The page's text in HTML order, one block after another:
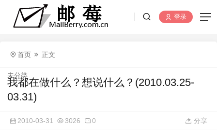
登录
首页 正文
未分类
我都在做什么？想说什么？(2010.03.25-
03.31)
2010-03-31 3026 0 分享